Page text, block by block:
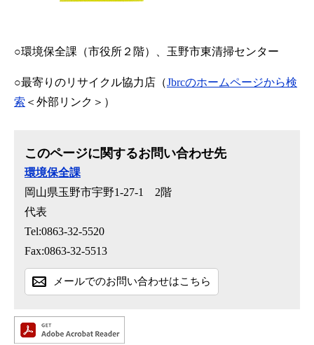
○環境保全課（市役所２階）、玉野市東清掃センター
○最寄りのリサイクル協力店（Jbrcのホームページから検
索 ＜外部リンク＞ ）
このページに関するお問い合わせ先
環境保全課
岡山県玉野市宇野1-27-1 2階
代表
Tel:0863-32-5520
Fax:0863-32-5513
メールでのお問い合わせはこちら